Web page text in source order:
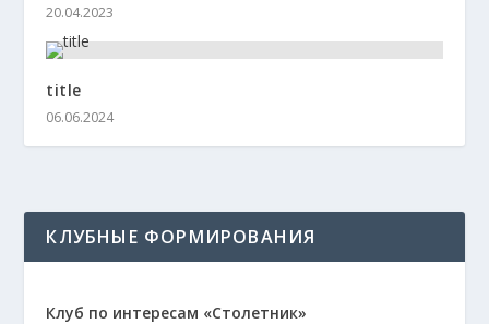
20.04.2023
title
06.06.2024
КЛУБНЫЕ ФОРМИРОВАНИЯ
Клуб по интересам «Столетник»